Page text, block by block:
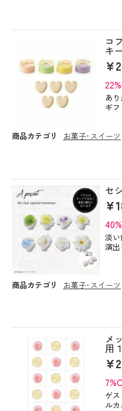
コ
キ
あ
ギ
商品カテゴリ お菓子･スイーツ
セ
淡
演
商品カテゴリ お菓子･スイーツ
メ
用
ゲ
ル